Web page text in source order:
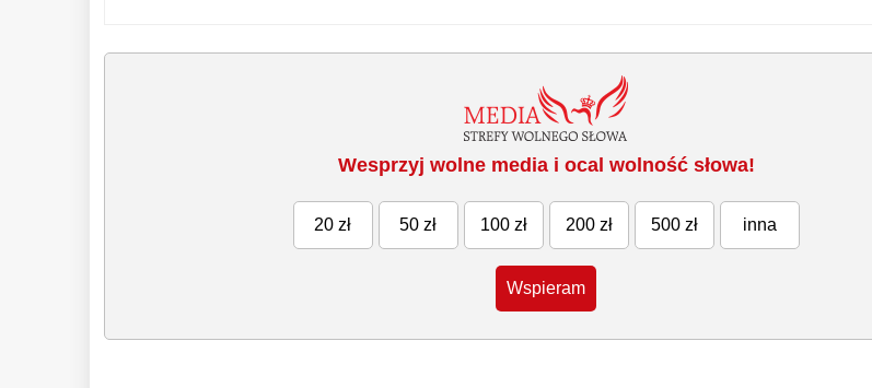
Wesprzyj wolne media i ocal wolność słowa!
20 zł 50 zł 100 zł 200 zł 500 zł inna
Wspieram